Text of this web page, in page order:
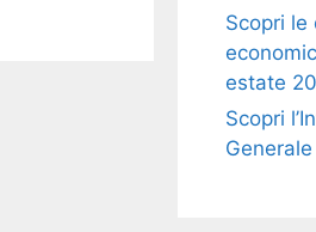
Scopri le
estate
Scopri